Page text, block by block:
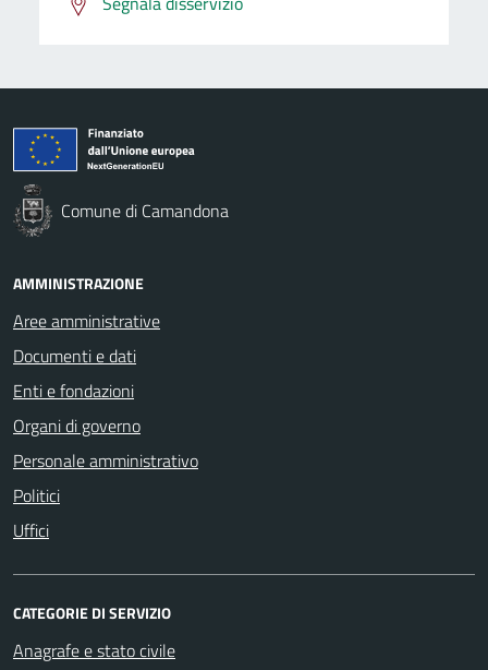
Comune di Camandona
AMMINISTRAZIONE
Aree amministrative
Documenti e dati
Enti e fondazioni
Organi di governo
Personale amministrativo
Politici
Uffici
CATEGORIE DI SERVIZIO
Anagrafe e stato civile